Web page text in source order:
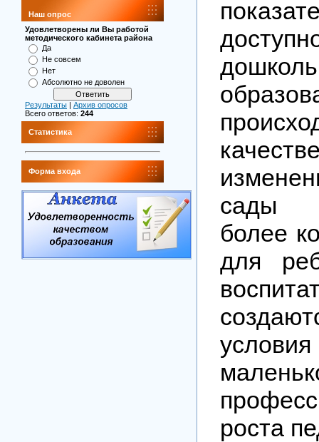
Наш опрос
Удовлетворены ли Вы работой
методического кабинета района
Да
Не совсем
Нет
Абсолютно не доволен
Результаты
Архив опросов
Всего ответов: 244
Статистика
Форма входа
сады
более
для
роста